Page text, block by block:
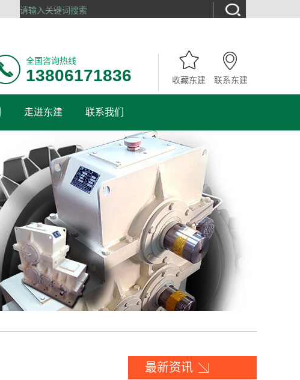
全国咨询热线
13806171836 收藏东建 联系东建
走进东建 联系我们
最新资讯